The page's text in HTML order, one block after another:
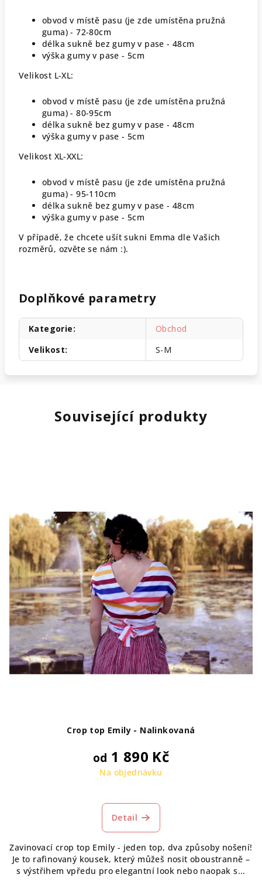
obvod v místě pasu (je zde umístěna pružná
guma) - 72-80cm
délka sukně bez gumy v pase - 48cm
výška gumy v pase - 5cm
Velikost L-XL:
obvod v místě pasu (je zde umístěna pružná
guma) - 80-95cm
délka sukně bez gumy v pase - 48cm
výška gumy v pase - 5cm
Velikost XL-XXL:
obvod v místě pasu (je zde umístěna pružná
guma) - 95-110cm
délka sukně bez gumy v pase - 48cm
výška gumy v pase - 5cm
V případě, že chcete ušít sukni Emma dle Vašich
rozměrů, ozvěte se nám :).
Doplňkové parametry
Kategorie:
Obchod
Velikost: S-M
Související produkty
Crop top Emily - Nalinkovaná
od 1 890 Kč
Na objednávku
Detail
Zavinovací crop top Emily - jeden top, dva způsoby nošení!
Je to rafinovaný kousek, který můžeš nosit oboustranně –
s výstřihem vpředu pro elegantní look nebo naopak s...